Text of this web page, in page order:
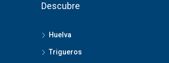
Descubre
Huelva
Trigueros